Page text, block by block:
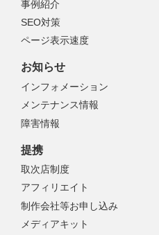
事例紹介
SEO対策
ページ表示速度
お知らせ
インフォメーション
メンテナンス情報
障害情報
提携
取次店制度
アフィリエイト
制作会社等お申し込み
メディアキット